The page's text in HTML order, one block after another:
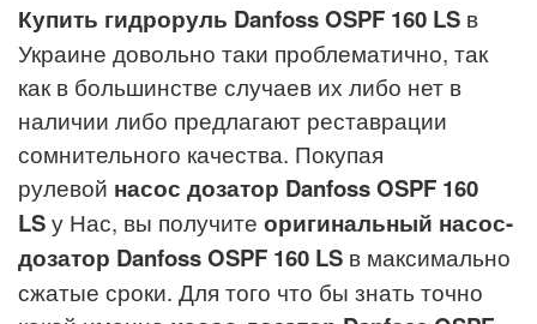
Купить гидроруль Danfoss OSPF 160 LS в
Украине довольно таки проблематично, так
как в большинстве случаев их либо нет в
наличии либо предлагают реставрации
сомнительного качества. Покупая
рулевой насос дозатор Danfoss OSPF 160
LSу Нас, вы получите оригинальный насос-
дозатор Danfoss OSPF 160 LS в максимально
сжатые сроки. Для того что бы знать точно